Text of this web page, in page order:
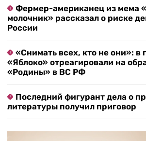
Фермер-американец из мема
молочник» рассказал о риске
России
«Снимать всех, кто не они»: в
«Яблоко» отреагировали на
«Родины» в ВС РФ
Последний фигурант дела о
литературы получил приговор